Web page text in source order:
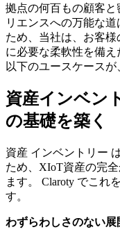
拠点の何百もの顧客
リエンスへの万能な
ため、当社は、お客
に必要な柔軟性を備え
以下のユースケースが
資産インベン
の基礎を築く
資産 インベントリー
ため、XIoT資産の完
ます。 Claroty でこれ
す。
わずらわしさのない展